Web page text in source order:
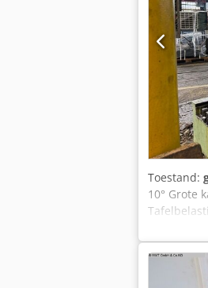
Toestand:
10° Grote
weten en
ervan kan